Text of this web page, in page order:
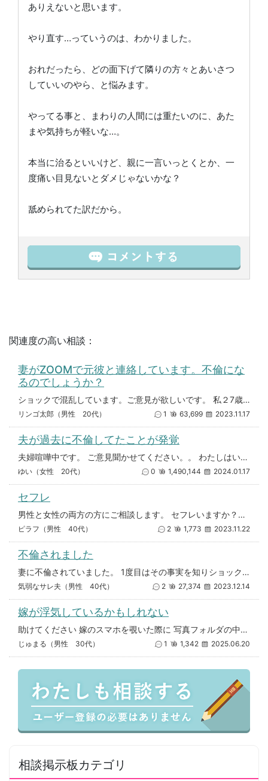
ありえないと思います。
やり直す…っていうのは、わかりました。
おれだったら、どの面下げて隣りの方々とあいさつ
していいのやら、と悩みます。
やってる事と、まわりの人間には重たいのに、あた
まや気持ちが軽いな…。
本当に治るといいけど、親に一言いっとくとか、一
度痛い目見ないとダメじゃないかな？
舐められてた訳だから。
関連度の高い相談：
妻がZOOMで元彼と連絡しています。不倫にな
るのでしょうか？
ショックで混乱しています。ご意見が欲しいです。 私２7歳で妻は２８歳で、結婚して３年になります。１歳半の子供がいます。妻
リンゴ太郎（男性 20代） 1 63,699 2023.11.17
夫が過去に不倫してたことが発覚
夫婦喧嘩中です。 ご意見聞かせてください。。 わたしはいま妊娠中でして、そうじゃなくても体調に左右されやすいのに 夫は
ゆい（女性 20代） 0 1,490,144 2024.01.17
セフレ
男性と女性の両方の方にご相談します。 セフレいますか？またセフレ経験有りますか？ セフレ簡単に作るならどのような方法があ
ピラフ（男性 40代） 2 1,773 2023.11.22
不倫されました
妻に不倫されていました。 1度目はその事実を知りショックで家を出ました。（妻の帰宅前） その日の夜しばらくして妻からLI
気弱なサレ夫（男性 40代） 2 27,374 2023.12.14
嫁が浮気しているかもしれない
助けてください 嫁のスマホを覗いた際に 写真フォルダの中に知らない男の写真があり 嫁の友人とのLINE内容を見てみると
じゅまる（男性 30代） 1 1,342 2025.06.20
相談掲示板カテゴリ